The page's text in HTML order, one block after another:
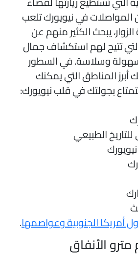
في نيويورك تلعب
يبحث الكثير منهم عن
تتيح لهم استكشاف جمال
وسلاسة. في السطور
المناطق التي يمكنك
بجولتك في قلب نيويورك:
الطبيعي
الجنوبية وعواصمها.
الأنفاق